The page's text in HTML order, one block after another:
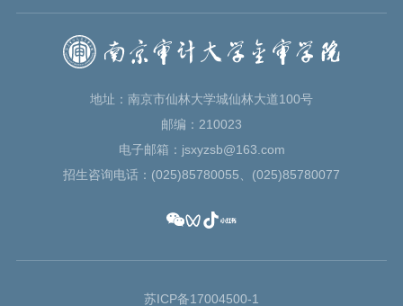
地址：南京市仙林大学城仙林大道100号
邮编：210023
电子邮箱：jsxyzsb@163.com
招生咨询电话：(025)85780055、(025)85780077
苏ICP备17004500-1